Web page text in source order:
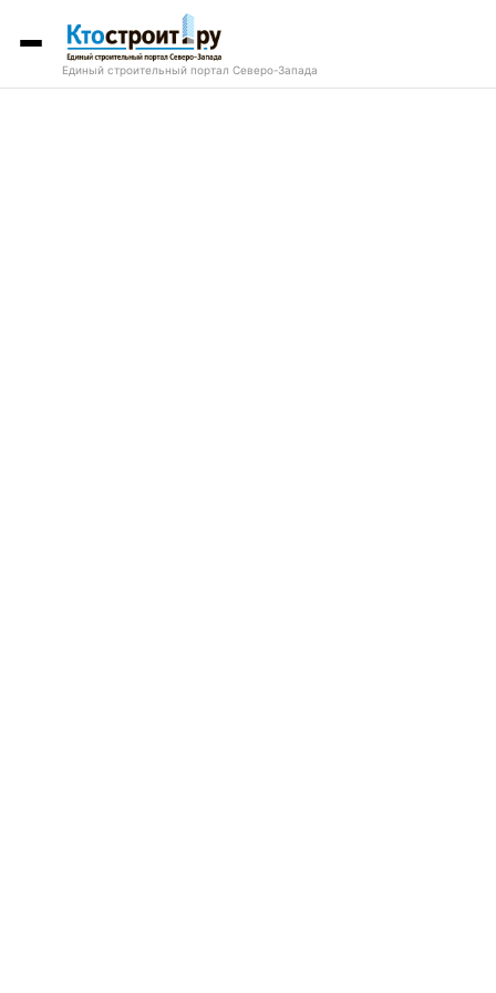
Единый строительный портал Северо-Запада